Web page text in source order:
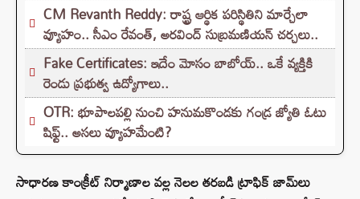
CM Revanth Reddy: రాష్ట్ర ఆర్థిక పరిస్థితిని మార్చేలా
వ్యూహం.. సీఎం రేవంత్, అరవింద్ సుబ్రమణియన్ చర్చలు..
Fake Certificates: ఇదేం మోసం బాబోయ్.. ఒకే వ్యక్తికి
రెండు ప్రభుత్వ ఉద్యోగాలు..
OTR: భూపాలపల్లి నుంచి హనుమకొండకు గండ్ర జ్యోతి ఓటు
షిఫ్ట్.. అసలు వ్యూహమేంటి?
సాధారణ కాంక్రీట్ నిర్మాణాల వల్ల నెలల తరబడి ట్రాఫిక్ జామ్‌లు